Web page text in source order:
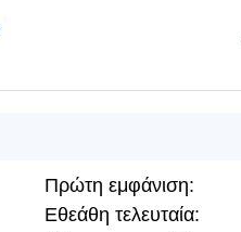
Πρώτη εμφάνιση:
Εθεάθη τελευταία: